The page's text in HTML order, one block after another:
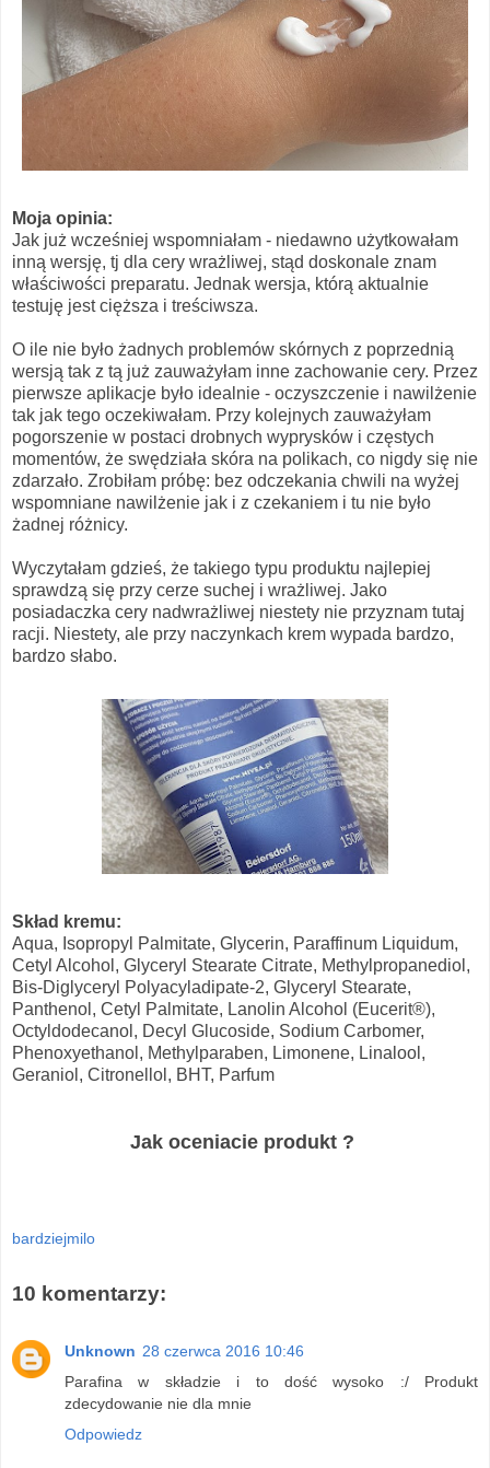
Moja opinia:
Jak już wcześniej wspomniałam - niedawno użytkowałam
inną wersję, tj dla cery wrażliwej, stąd doskonale znam
właściwości preparatu. Jednak wersja, którą aktualnie
testuję jest cięższa i treściwsza.
O ile nie było żadnych problemów skórnych z poprzednią
wersją tak z tą już zauważyłam inne zachowanie cery. Przez
pierwsze aplikacje było idealnie - oczyszczenie i nawilżenie
tak jak tego oczekiwałam. Przy kolejnych zauważyłam
pogorszenie w postaci drobnych wyprysków i częstych
momentów, że swędziała skóra na polikach, co nigdy się nie
zdarzało. Zrobiłam próbę: bez odczekania chwili na wyżej
wspomniane nawilżenie jak i z czekaniem i tu nie było
żadnej różnicy.
Wyczytałam gdzieś, że takiego typu produktu najlepiej
sprawdzą się przy cerze suchej i wrażliwej. Jako
posiadaczka cery nadwrażliwej niestety nie przyznam tutaj
racji. Niestety, ale przy naczynkach krem wypada bardzo,
bardzo słabo.
Skład kremu:
Aqua, Isopropyl Palmitate, Glycerin, Paraffinum Liquidum,
Cetyl Alcohol, Glyceryl Stearate Citrate, Methylpropanediol,
Bis-Diglyceryl Polyacyladipate-2, Glyceryl Stearate,
Panthenol, Cetyl Palmitate, Lanolin Alcohol (Eucerit®),
Octyldodecanol, Decyl Glucoside, Sodium Carbomer,
Phenoxyethanol, Methylparaben, Limonene, Linalool,
Geraniol, Citronellol, BHT, Parfum
Jak oceniacie produkt ?
bardziejmilo
10 komentarzy:
Unknown 28 czerwca 2016 10:46
Parafina w składzie i to dość wysoko :/ Produkt
zdecydowanie nie dla mnie
Odpowiedz